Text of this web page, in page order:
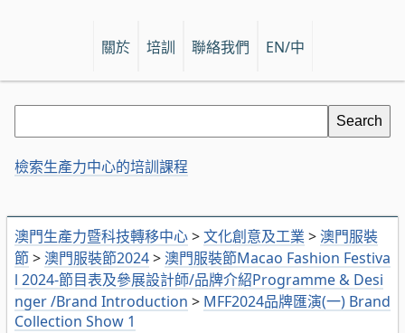
關於 培訓 聯絡我們 EN/中
澳門生產力暨科技轉移中心>文化創意及工業 > 澳門服裝
節> 澳門服裝節2024> 澳門服裝節Macao Fashion Festiva
l 2024-節目表及參展設計師/品牌介紹Programme & Desi
nger /Brand Introduction > MFF2024品牌匯演(一) Brand
Collection Show 1
檢索生產力中心的培訓課程